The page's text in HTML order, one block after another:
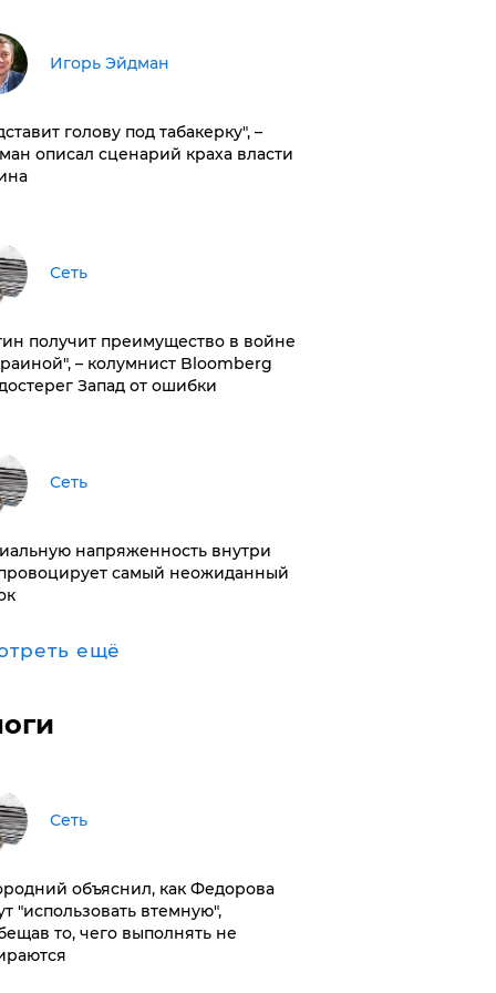
Игорь Эйдман
голову под табакерку", –
описал сценарий краха власти
Сеть
получит преимущество в войне
– колумнист Bloomberg
Запад от ошибки
Сеть
напряженность внутри
самый неожиданный
ещё
Сеть
объяснил, как Федорова
"использовать втемную",
то, чего выполнять не